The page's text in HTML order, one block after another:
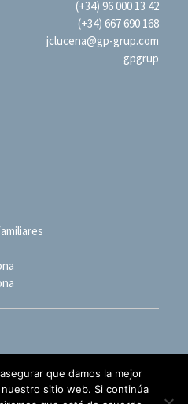
(+34) 96 000 13 42
(+34) 667 690 168
jclucena@gp-grup.com
gpgrup
que damos la mejor
sitio web. Si continúa